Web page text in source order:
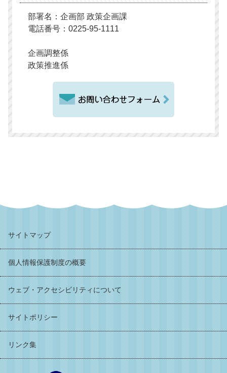
部署名：企画部 政策企画課
電話番号：0225-95-1111
企画調整係
政策推進係
サイトマップ
個人情報保護制度の概要
ウェブ・アクセシビリティについて
サイトポリシー
リンク集